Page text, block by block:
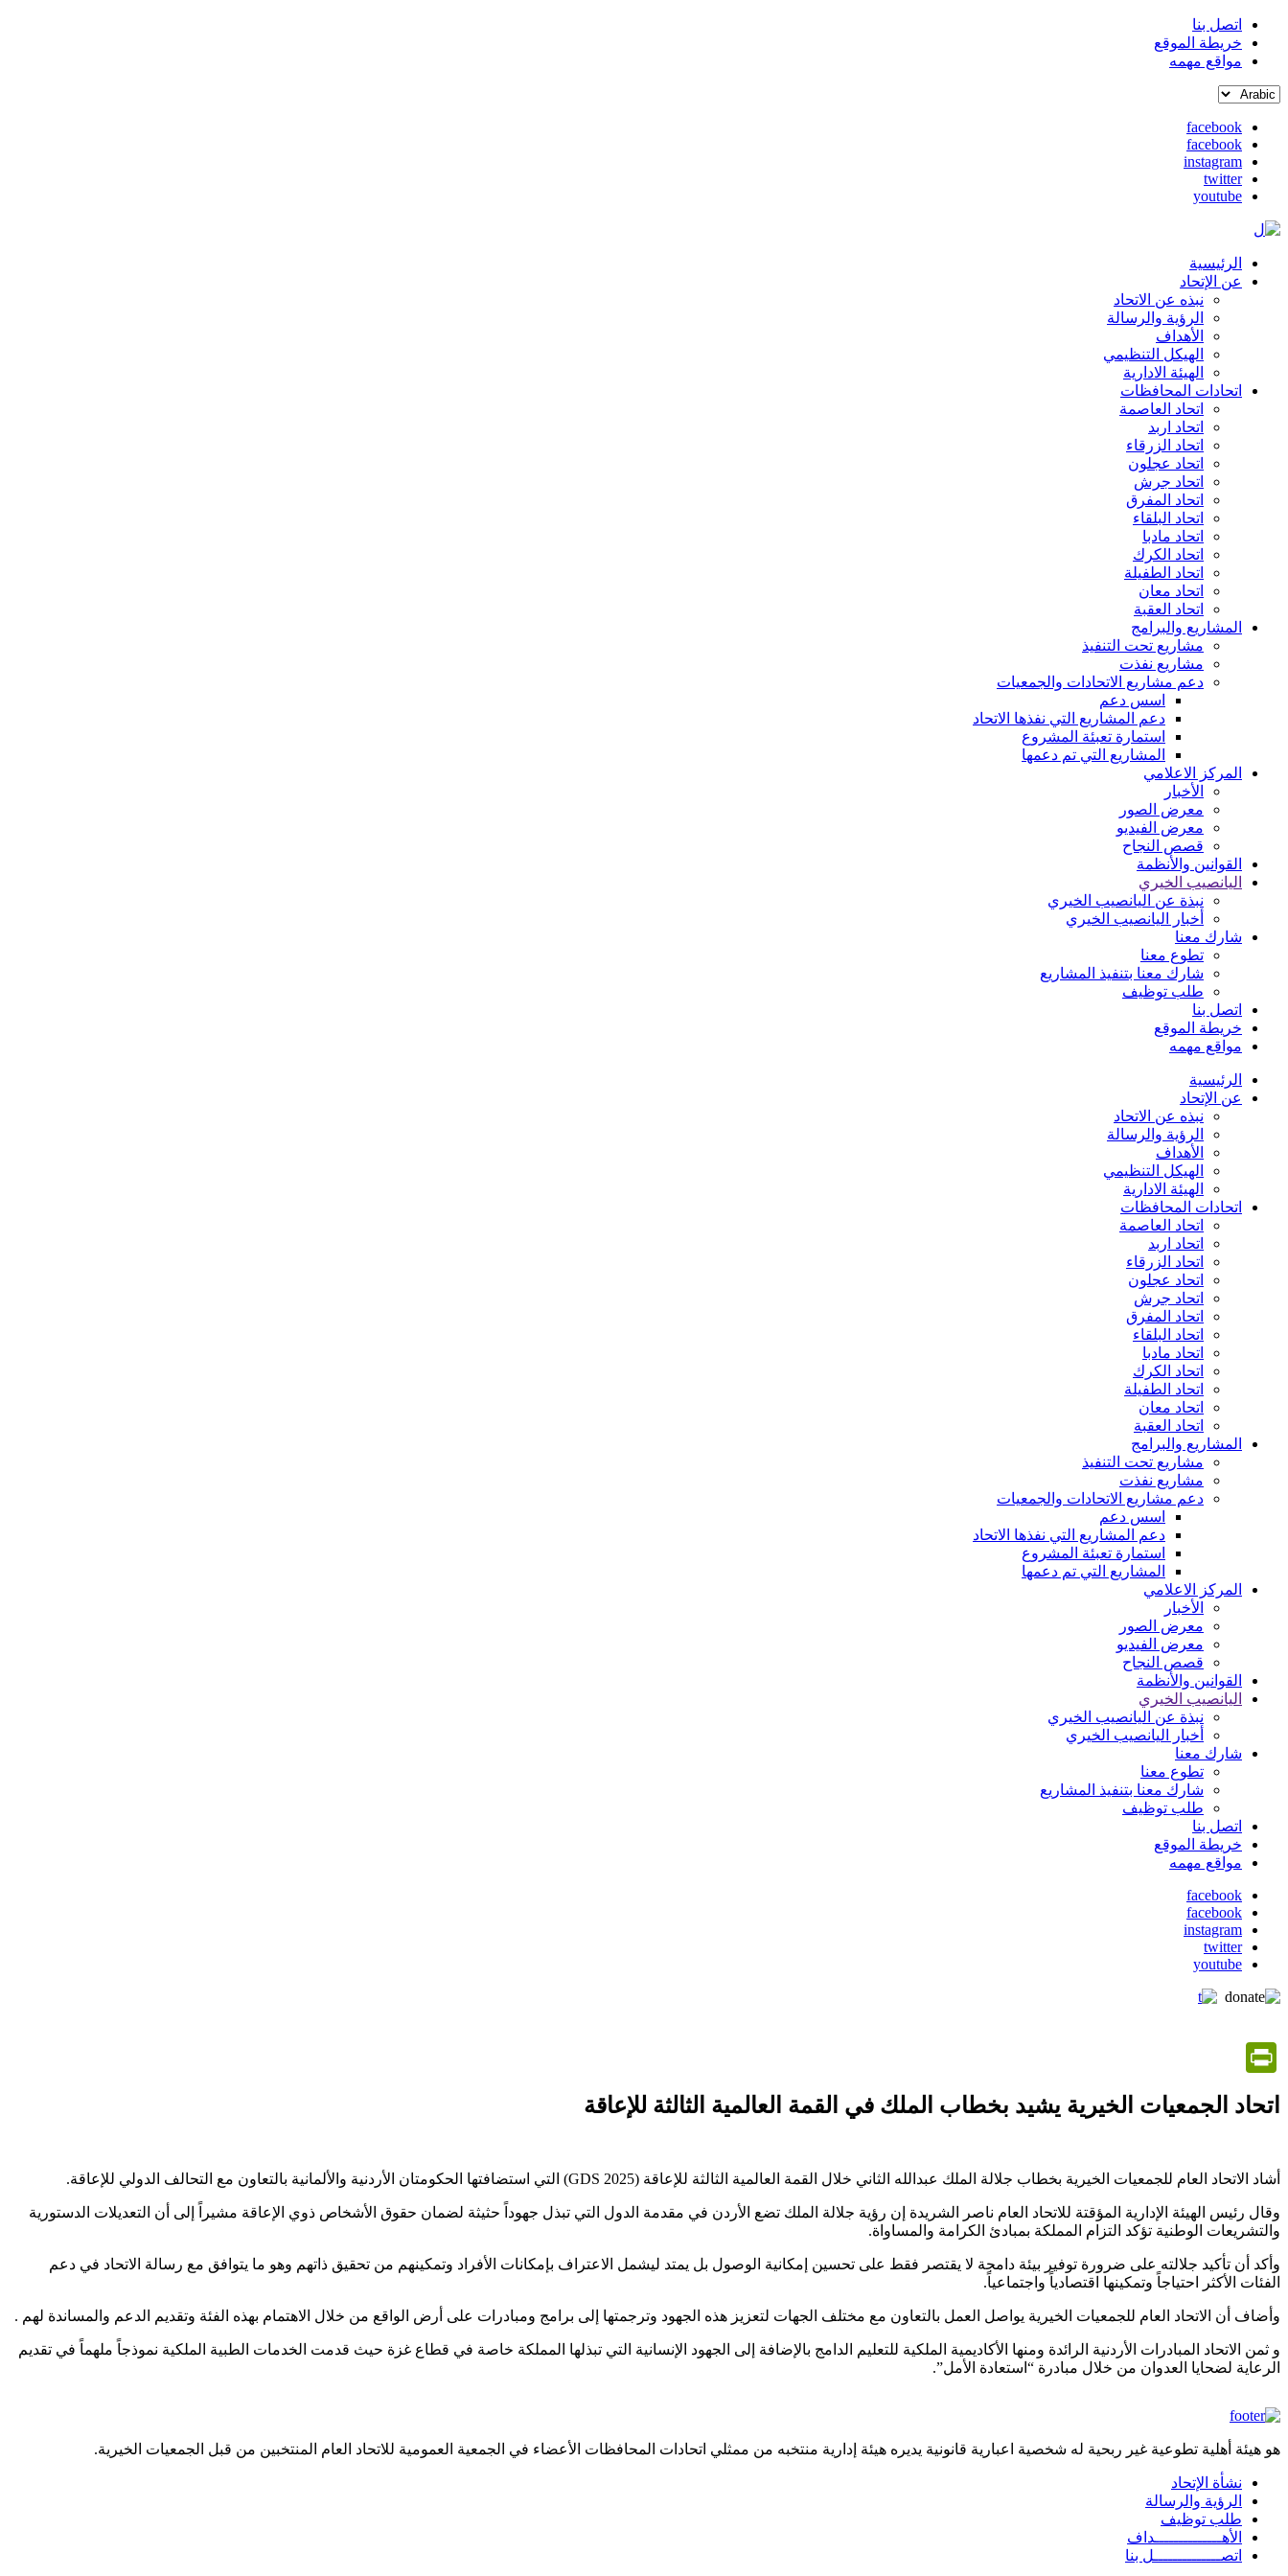
القائمة
العلوية
(header
top)
اتصل بنا
خريطة الموقع
مواقع مهمه
Select
language
social
media
facebook
facebook
instagram
twitter
youtube
Main
navigation
الرئيسية
عن الإتحاد
نبذه عن الاتحاد
الرؤية والرسالة
الأهداف
الهيكل التنظيمي
الهيئة الادارية
اتحادات المحافظات
اتحاد العاصمة
اتحاد اربد
اتحاد الزرقاء
اتحاد عجلون
اتحاد جرش
اتحاد المفرق
اتحاد البلقاء
اتحاد مادبا
اتحاد الكرك
اتحاد الطفيلة
اتحاد معان
اتحاد العقبة
المشاريع والبرامج
مشاريع تحت التنفيذ
مشاريع نفذت
دعم مشاريع الاتحادات والجمعيات
اسس دعم
دعم المشاريع التي نفذها الاتحاد
استمارة تعبئة المشروع
المشاريع التي تم دعمها
المركز الاعلامي
الأخبار
معرض الصور
معرض الفيديو
قصص النجاح
القوانين والأنظمة
اليانصيب الخيري
نبذة عن اليانصيب الخيري
أخبار اليانصيب الخيري
شارك معنا
تطوع معنا
شارك معنا بتنفيذ المشاريع
طلب توظيف
اتصل بنا
خريطة الموقع
مواقع مهمه
الرئيسية
عن الإتحاد
نبذه عن الاتحاد
الرؤية والرسالة
الأهداف
الهيكل التنظيمي
الهيئة الادارية
اتحادات المحافظات
اتحاد العاصمة
اتحاد اربد
اتحاد الزرقاء
اتحاد عجلون
اتحاد جرش
اتحاد المفرق
اتحاد البلقاء
اتحاد مادبا
اتحاد الكرك
اتحاد الطفيلة
اتحاد معان
اتحاد العقبة
المشاريع والبرامج
مشاريع تحت التنفيذ
مشاريع نفذت
دعم مشاريع الاتحادات والجمعيات
اسس دعم
دعم المشاريع التي نفذها الاتحاد
استمارة تعبئة المشروع
المشاريع التي تم دعمها
المركز الاعلامي
الأخبار
معرض الصور
معرض الفيديو
قصص النجاح
القوانين والأنظمة
اليانصيب الخيري
نبذة عن اليانصيب الخيري
أخبار اليانصيب الخيري
شارك معنا
تطوع معنا
شارك معنا بتنفيذ المشاريع
طلب توظيف
اتصل بنا
خريطة الموقع
مواقع مهمه
social
media
facebook
facebook
instagram
twitter
youtube
اتحاد الجمعيات الخيرية يشيد بخطاب الملك في القمة العالمية الثالثة للإعاقة
أشاد الاتحاد العام للجمعيات الخيرية بخطاب جلالة الملك عبدالله الثاني خلال القمة العالمية الثالثة للإعاقة (GDS 2025) التي استضافتها الحكومتان الأردنية والألمانية بالتعاون مع التحالف الدولي للإعاقة.
وقال رئيس الهيئة الإدارية المؤقتة للاتحاد العام ناصر الشريدة إن رؤية جلالة الملك تضع الأردن في مقدمة الدول التي تبذل جهوداً حثيثة لضمان حقوق الأشخاص ذوي الإعاقة مشيراً إلى أن التعديلات الدستورية
والتشريعات الوطنية تؤكد التزام المملكة بمبادئ الكرامة والمساواة.
وأكد أن تأكيد جلالته على ضرورة توفير بيئة دامجة لا يقتصر فقط على تحسين إمكانية الوصول بل يمتد ليشمل الاعتراف بإمكانات الأفراد وتمكينهم من تحقيق ذاتهم وهو ما يتوافق مع رسالة الاتحاد في دعم
الفئات الأكثر احتياجاً وتمكينها اقتصادياً واجتماعياً.
وأضاف أن الاتحاد العام للجمعيات الخيرية يواصل العمل بالتعاون مع مختلف الجهات لتعزيز هذه الجهود وترجمتها إلى برامج ومبادرات على أرض الواقع من خلال الاهتمام بهذه الفئة وتقديم الدعم والمساندة لهم .
و ثمن الاتحاد المبادرات الأردنية الرائدة ومنها الأكاديمية الملكية للتعليم الدامج بالإضافة إلى الجهود الإنسانية التي تبذلها المملكة خاصة في قطاع غزة حيث قدمت الخدمات الطبية الملكية نموذجاً ملهماً في تقديم
الرعاية لضحايا العدوان من خلال مبادرة “استعادة الأمل”.
هو هيئة أهلية تطوعية غير ربحية له شخصية اعبارية قانونية يديره هيئة إدارية منتخبه من ممثلي اتحادات المحافظات الأعضاء في الجمعية العمومية للاتحاد العام المنتخبين من قبل الجمعيات الخيرية.
footermenu
نشأة الإتحاد
الرؤية والرسالة
طلب توظيف
الأهــــــــــــــداف
اتصــــــــــــــل بنا